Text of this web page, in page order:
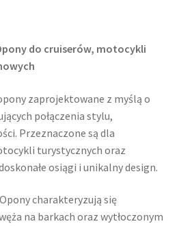
do cruiserów, motocykli
zaprojektowane z myślą o
połączenia stylu,
Przeznaczone są dla
turystycznych oraz
osiągi i unikalny design.​
charakteryzują się
na barkach oraz wytłoczonym